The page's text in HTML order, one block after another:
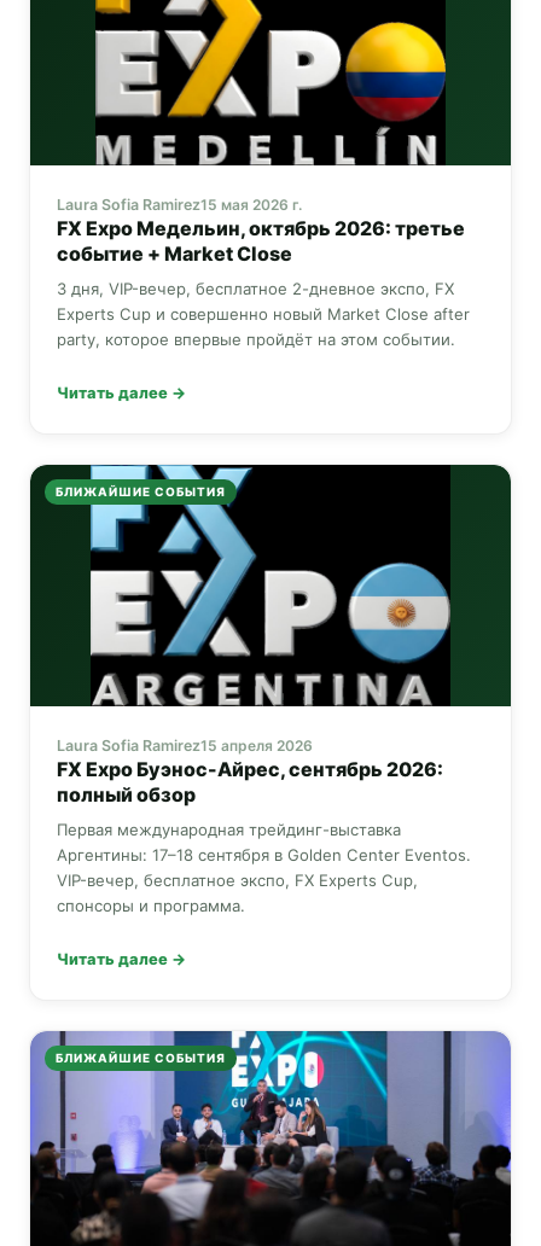
Laura Sofia Ramirez15 мая 2026 г.
FX ExpoМедельин, октябрь 2026: третье
событие +Market Close
3 дня, VIP-вечер, бесплатное 2-дневное экспо, FX
Experts Cup и совершенно новый Market Close after
party, которое впервые пройдёт на этом событии.
Читать далее →
БЛИЖАЙШИЕ СОБЫТИЯ
Laura Sofia Ramirez15 апреля 2026
FX ExpoБуэнос-Айрес, сентябрь 2026:
полный обзор
Первая международная трейдинг-выставка
Аргентины: 17–18 сентября в Golden Center Eventos.
VIP-вечер, бесплатное экспо, FX Experts Cup,
спонсоры и программа.
Читать далее →
БЛИЖАЙШИЕ СОБЫТИЯ